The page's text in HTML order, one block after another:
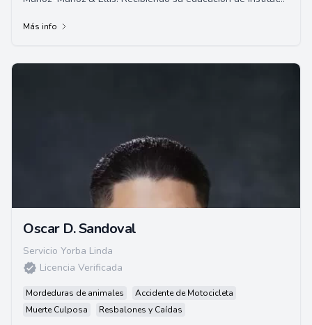
Más info
Oscar D. Sandoval
Servicio Yorba Linda
Licencia Verificada
Mordeduras de animales
Accidente de Motocicleta
Muerte Culposa
Resbalones y Caídas